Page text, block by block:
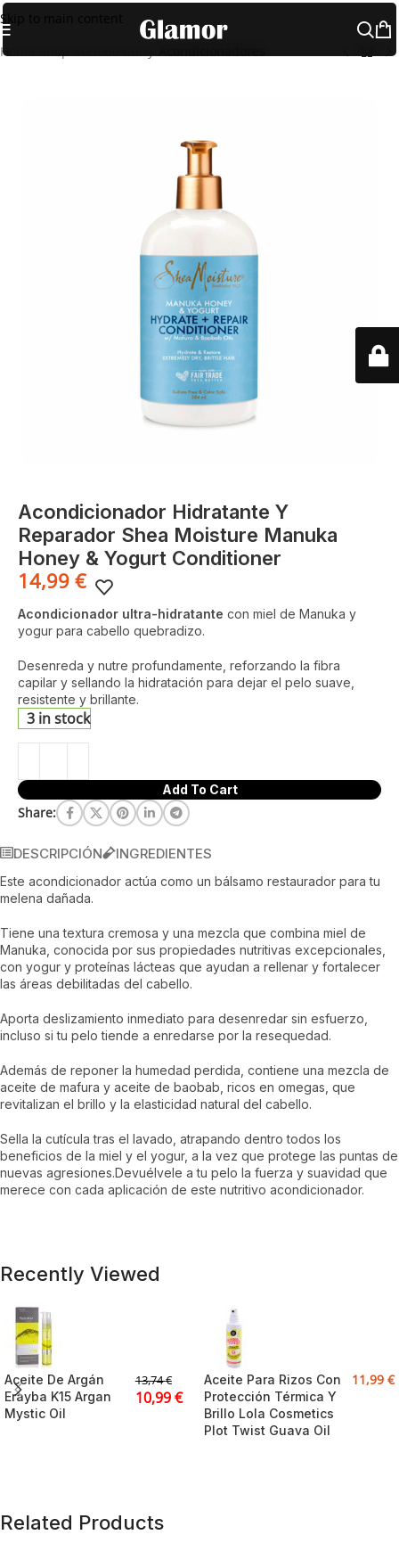
Skip to main content
Home
Acondicionador Hidratante Y
Reparador Shea Moisture Manuka
Honey & Yogurt Conditioner
14,99 €
Acondicionador ultra-hidratante con miel de Manuka y
yogur para cabello quebradizo.
Desenreda y nutre profundamente, reforzando la fibra
capilar y sellando la hidratación para dejar el pelo suave,
resistente y brillante.
3 in stock
Add To Cart
Share:
DESCRIPCIÓN INGREDIENTES
Este acondicionador actúa como un bálsamo restaurador para tu
melena dañada.
Tiene una textura cremosa y una mezcla que combina miel de
Manuka, conocida por sus propiedades nutritivas excepcionales,
con yogur y proteínas lácteas que ayudan a rellenar y fortalecer
las áreas debilitadas del cabello.
Aporta deslizamiento inmediato para desenredar sin esfuerzo,
incluso si tu pelo tiende a enredarse por la resequedad.
Además de reponer la humedad perdida, contiene una mezcla de
aceite de mafura y aceite de baobab, ricos en omegas, que
revitalizan el brillo y la elasticidad natural del cabello.
Sella la cutícula tras el lavado, atrapando dentro todos los
beneficios de la miel y el yogur, a la vez que protege las puntas de
nuevas agresiones.Devuélvele a tu pelo la fuerza y suavidad que
merece con cada aplicación de este nutritivo acondicionador.
Recently Viewed
Aceite De Argán
Erayba K15 Argan
Mystic Oil
13,74€
10,99€
Aceite Para Rizos Con
Protección Térmica Y
Brillo Lola Cosmetics
Plot Twist Guava Oil
11,99 €
Related Products